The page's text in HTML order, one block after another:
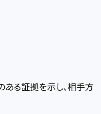
ある証拠を示し、相手方